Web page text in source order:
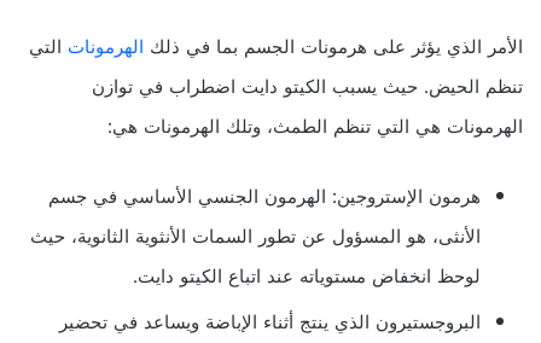
الأمر الذي يؤثر على هرمونات الجسم بما في ذلك الهرمونات التي
تنظم الحيض. حيث يسبب الكيتو دايت اضطراب في توازن
الهرمونات هي التي تنظم الطمث، وتلك الهرمونات هي:
هرمون الإستروجين: الهرمون الجنسي الأساسي في جسم
الأنثى، هو المسؤول عن تطور السمات الأنثوية الثانوية، حيث
لوحظ انخفاض مستوياته عند اتباع الكيتو دايت.
البروجستيرون الذي ينتج أثناء الإباضة ويساعد في تحضير